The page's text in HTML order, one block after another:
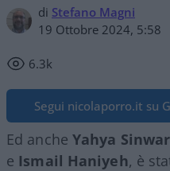
di Stefano Magni
19 Ottobre 2024, 5:58
6.3k
Segui nicolaporro.it su
Ed anche Yahya Sinwar
e Ismail Haniyeh, è